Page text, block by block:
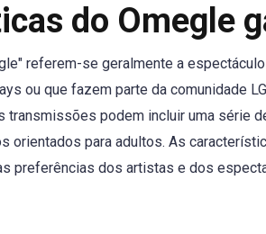
do Omegle
referem-se geralmente a
ou que fazem parte da comunidade
transmissões podem incluir uma série
orientados para adultos. As
preferências dos artistas e dos